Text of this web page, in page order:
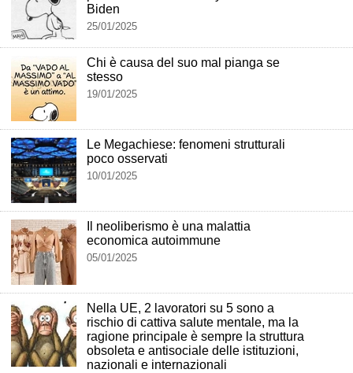
Biden
25/01/2025
Chi è causa del suo mal pianga se
stesso
19/01/2025
Le Megachiese: fenomeni strutturali
poco osservati
10/01/2025
Il neoliberismo è una malattia
economica autoimmune
05/01/2025
Nella UE, 2 lavoratori su 5 sono a
rischio di cattiva salute mentale, ma la
ragione principale è sempre la struttura
obsoleta e antisociale delle istituzioni,
nazionali e internazionali